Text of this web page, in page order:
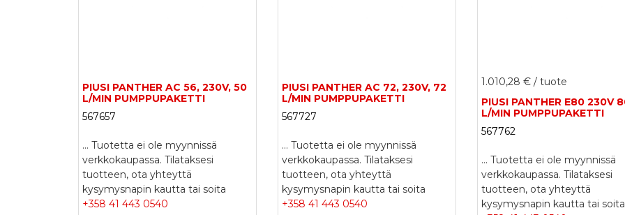
PIUSI PANTHER AC 56, 230V, 50
L/MIN PUMPPUPAKETTI
567657
... Tuotetta ei ole myynnissä
verkkokaupassa. Tilataksesi
tuotteen, ota yhteyttä
kysymysnapin kautta tai soita
+358 41 443 0540
PIUSI PANTHER AC 72, 230V, 72
L/MIN PUMPPUPAKETTI
567727
... Tuotetta ei ole myynnissä
verkkokaupassa. Tilataksesi
tuotteen, ota yhteyttä
kysymysnapin kautta tai soita
+358 41 443 0540
1.010,28 € / tuote
PIUSI PANTHER E80 230V
L/MIN PUMPPUPAKETTI
567762
... Tuotetta ei ole myynnissä
verkkokaupassa. Tilataksesi
tuotteen, ota yhteyttä
kysymysnapin kautta tai soita